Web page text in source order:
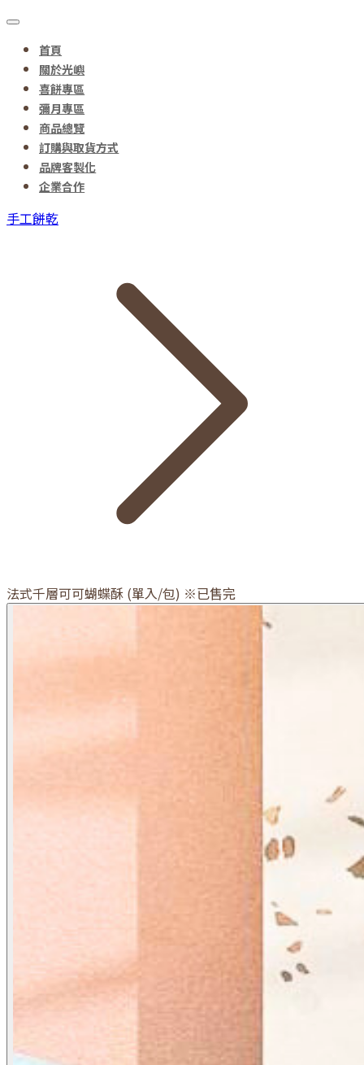
首頁
關於光嶼
喜餅專區
彌月專區
商品總覽
訂購與取貨方式
品牌客製化
企業合作
手工餅乾
法式千層可可蝴蝶酥 (單入/包) ※已售完